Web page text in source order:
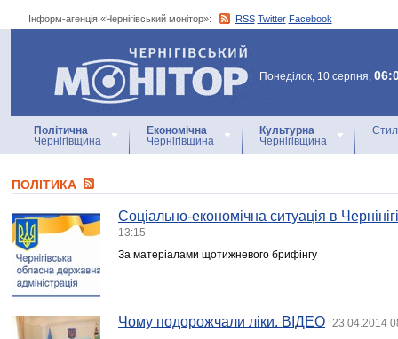
Інформ-агенція «Чернігівський монітор»: RSS Twitter Facebook
Інформ-агенція
«Чернігівський монітор»
Понеділок, 10 серпня,
Політична
Чернігівщина
Економічна
Чернігівщина
Культурна
Чернігівщина
ПОЛІТИКА
Соціально-економічна ситуація в
13:15
За матеріалами щотижневого брифінгу
Чому подорожчали ліки. ВІДЕО 23.04.2014